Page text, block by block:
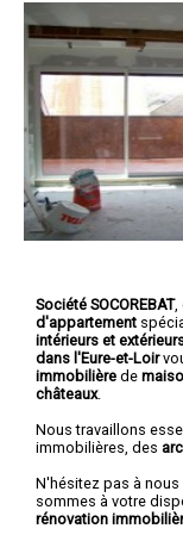
Société SOCOREBAT,
d'appartement
intérieurs et
dans l'Eure-et-Loir
immobilière de
châteaux.
Nous travaillons
immobilières, des
N'hésitez pas à
sommes à votre
rénovation